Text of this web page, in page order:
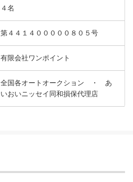
４名
第４４１４０００００８０５号
有限会社ワンポイント
全国各オートオークション ・ あ
いおいニッセイ同和損保代理店